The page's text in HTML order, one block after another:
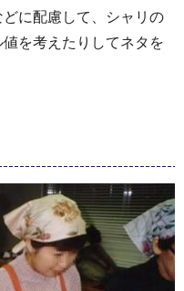
に配慮して、シャリの
を考えたりしてネタを